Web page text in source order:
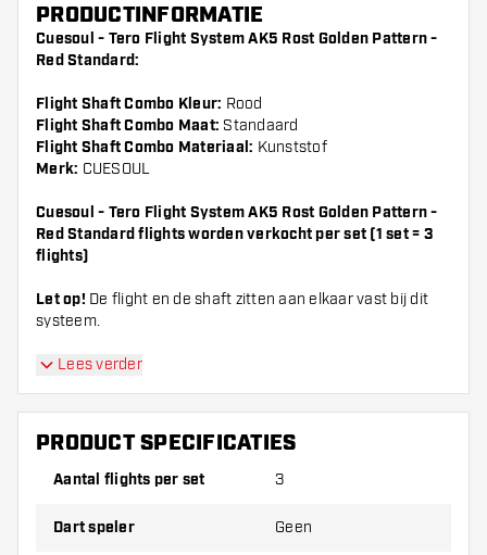
PRODUCTINFORMATIE
Cuesoul - Tero Flight System AK5 Rost Golden Pattern -
Red Standard:
Flight Shaft Combo Kleur: Rood
Flight Shaft Combo Maat: Standaard
Flight Shaft Combo Materiaal: Kunststof
Merk: CUESOUL
Cuesoul - Tero Flight System AK5 Rost Golden Pattern -
Red Standard flights worden verkocht per set (1 set = 3
flights)
Let op! De flight en de shaft zitten aan elkaar vast bij dit
systeem.
Zorg dat je voldoende flights en shafts achter
de hand hebt. Deze kunnen slijten of kapot gaan
Lees verder
PRODUCT SPECIFICATIES
Aantal flights per set 3
Dart speler Geen